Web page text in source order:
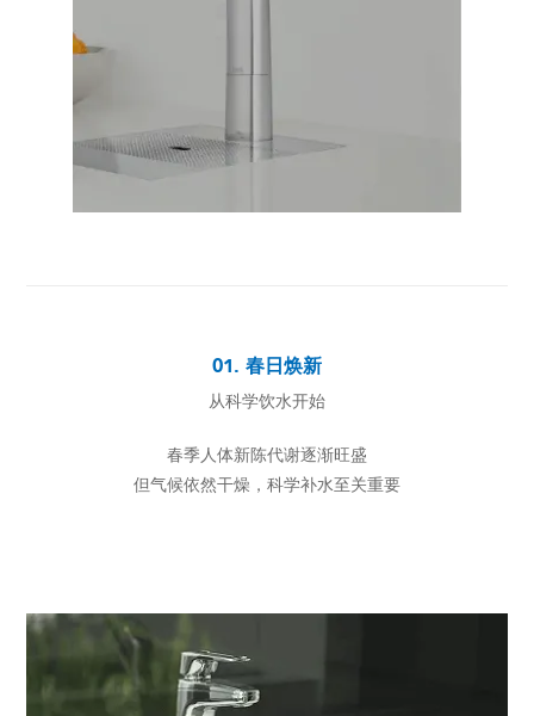
01. 春日焕新
从科学饮水开始
春季人体新陈代谢逐渐旺盛
但气候依然干燥，科学补水至关重要